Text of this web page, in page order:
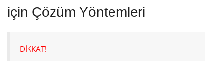
için Çözüm Yöntemleri
DİKKAT!